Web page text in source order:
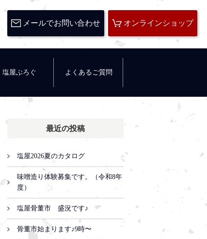
メールでお問い合わせ オンラインショップ
塩屋ぶろぐ よくあるご質問
最近の投稿
塩屋2026夏のカタログ
味噌造り体験募集です。（令和8年
度）
塩屋骨董市 盛況です♪
骨董市始まります♪9時〜